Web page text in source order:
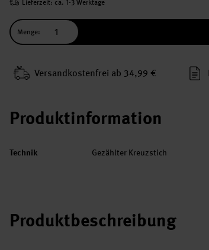
Lieferzeit: ca. 1-3 Werktage
Menge:
Versand­kosten­frei ab 34,99 €
Produktinformation
Technik Gezählter Kreuzstich
Produktbeschreibung